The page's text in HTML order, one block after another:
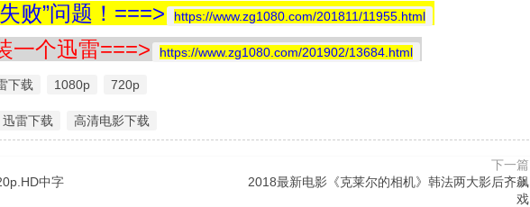
败”问题！===> https://www.zg1080.com/201811/11955.html
一个迅雷===> https://www.zg1080.com/201902/13684.html
下载 1080p 720p
迅雷下载 高清电影下载
中字
下一篇
2018最新电影《克莱尔的相机》韩法两大影后齐飙
戏